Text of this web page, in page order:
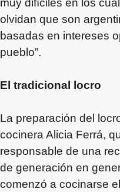
muy difíciles en los
olvidan que son
basadas en intereses
pueblo”.
El tradicional locro
La preparación del
cocinera Alicia Ferrá,
responsable de una
de generación en
comenzó a cocinarse